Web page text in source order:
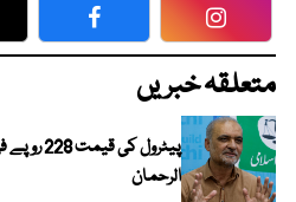
Facebook
متعلقہ خبریں
پیٹرول
الرحمان